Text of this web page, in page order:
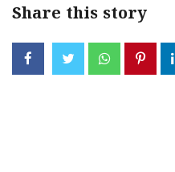
Share this story